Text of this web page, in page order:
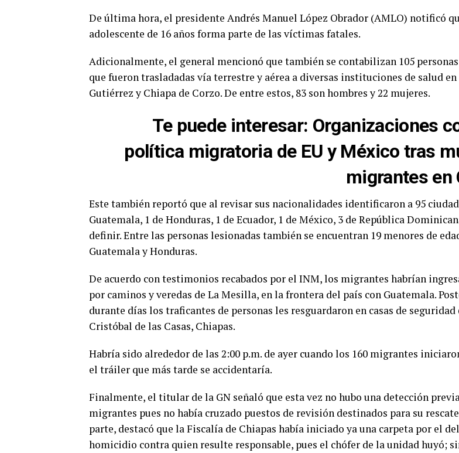
De última hora, el presidente Andrés Manuel López Obrador (AMLO) notificó
adolescente de 16 años forma parte de las víctimas fatales.
Adicionalmente, el general mencionó que también se contabilizan 105
que fueron trasladadas vía terrestre y aérea a diversas instituciones de salud
Gutiérrez y Chiapa de Corzo. De entre estos, 83 son hombres y 22 mujeres.
Te puede interesar: Organizaciones
política migratoria de EU y México tras
migrantes en
Este también reportó que al revisar sus nacionalidades identificaron a 95
Guatemala, 1 de Honduras, 1 de Ecuador, 1 de México, 3 de República
definir. Entre las personas lesionadas también se encuentran 19 menores de
Guatemala y Honduras.
De acuerdo con testimonios recabados por el INM, los migrantes habrían
por caminos y veredas de La Mesilla, en la frontera del país con Guatemala.
durante días los traficantes de personas les resguardaron en casas de seguridad
Cristóbal de las Casas, Chiapas.
Habría sido alrededor de las 2:00 p.m. de ayer cuando los 160 migrantes
el tráiler que más tarde se accidentaría.
Finalmente, el titular de la GN señaló que esta vez no hubo una detección
migrantes pues no había cruzado puestos de revisión destinados para su
parte, destacó que la Fiscalía de Chiapas había iniciado ya una carpeta por el
homicidio contra quien resulte responsable, pues el chófer de la unidad huyó;